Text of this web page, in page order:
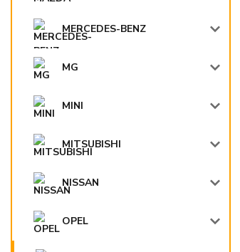
MERCEDES-BENZ
MG
MINI
MITSUBISHI
NISSAN
OPEL